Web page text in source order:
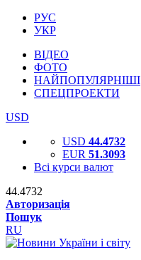
РУС
УКР
ВІДЕО
ФОТО
НАЙПОПУЛЯРНІШІ
СПЕЦПРОЕКТИ
USD
USD 44.4732
EUR 51.3093
Всі курси валют
44.4732
Авторизація
Пошук
RU